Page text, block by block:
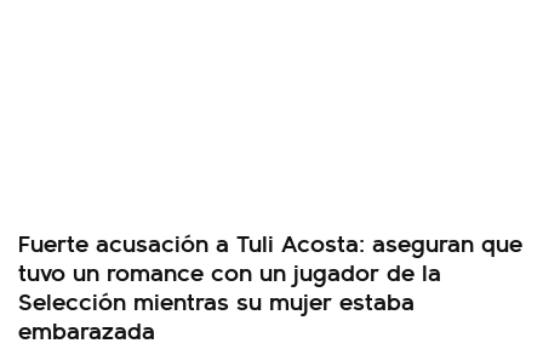
Fuerte acusación a Tuli Acosta: aseguran que
tuvo un romance con un jugador de la
Selección mientras su mujer estaba
embarazada